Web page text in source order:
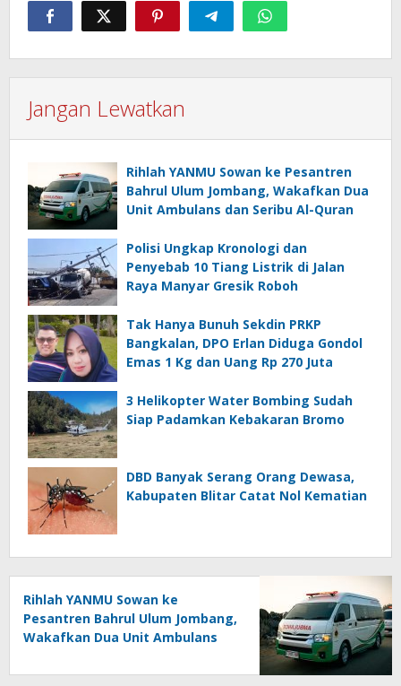
Jangan Lewatkan
Rihlah YANMU Sowan ke Pesantren
Bahrul Ulum Jombang, Wakafkan Dua
Unit Ambulans dan Seribu Al-Quran
Polisi Ungkap Kronologi dan
Penyebab 10 Tiang Listrik di Jalan
Raya Manyar Gresik Roboh
Tak Hanya Bunuh Sekdin PRKP
Bangkalan, DPO Erlan Diduga Gondol
Emas 1 Kg dan Uang Rp 270 Juta
3 Helikopter Water Bombing Sudah
Siap Padamkan Kebakaran Bromo
DBD Banyak Serang Orang Dewasa,
Kabupaten Blitar Catat Nol Kematian
Rihlah YANMU Sowan ke
Pesantren Bahrul Ulum Jombang,
Wakafkan Dua Unit Ambulans